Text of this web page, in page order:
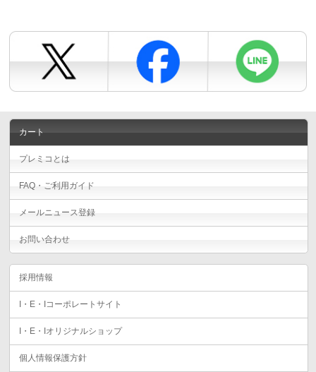
カート
プレミコとは
FAQ・ご利用ガイド
メールニュース登録
お問い合わせ
採用情報
I・E・Iコーポレートサイト
I・E・Iオリジナルショップ
個人情報保護方針